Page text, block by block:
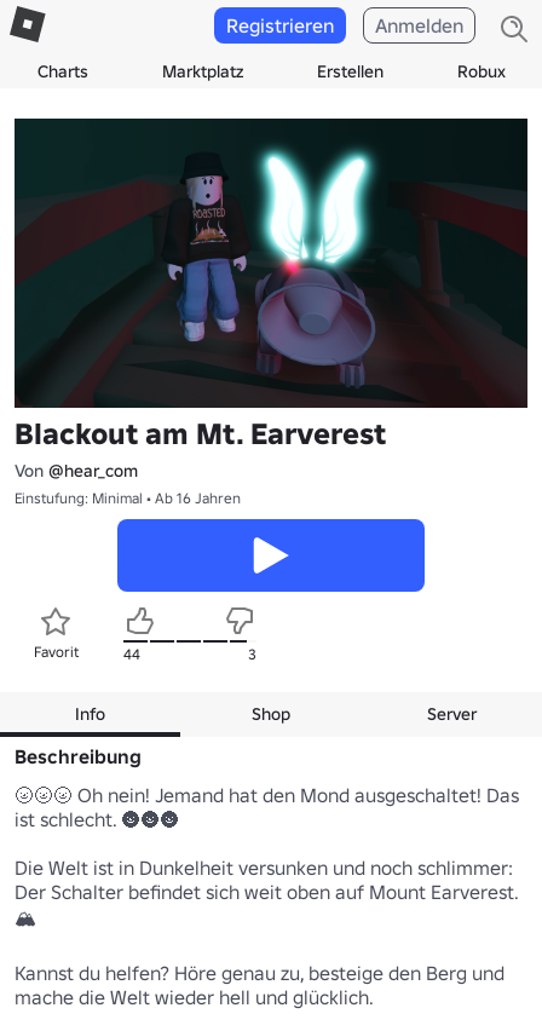
Charts Marktplatz Erstellen Robux
Registrieren Anmelden
Blackout am Mt. Earverest
Von @hear_com
Einstufung: Minimal • Ab 16 Jahren
Favorit 44 3
Info Shop Server
Beschreibung
🌝🌝🌝 Oh nein! Jemand hat den Mond ausgeschaltet! Das
ist schlecht. 🌚🌚🌚
Die Welt ist in Dunkelheit versunken und noch schlimmer:
Der Schalter befindet sich weit oben auf Mount Earverest.
🏔
Kannst du helfen? Höre genau zu, besteige den Berg und
mache die Welt wieder hell und glücklich.